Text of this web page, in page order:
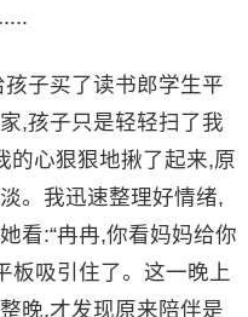
子买了读书郎学生平
,孩子只是轻轻扫了我
的心狠狠地揪了起来,原
。我迅速整理好情绪,
看:“冉冉,你看妈妈给你
板吸引住了。这一晚上
晚,才发现原来陪伴是